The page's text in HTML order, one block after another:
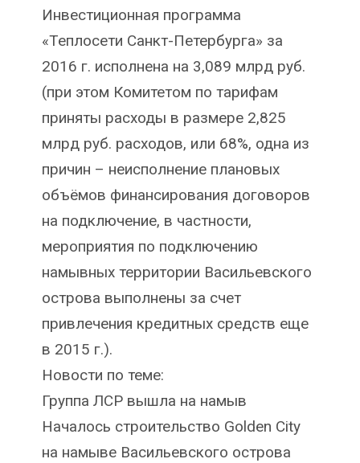
Инвестиционная программа
«Теплосети Санкт-Петербурга» за
2016 г. исполнена на 3,089 млрд руб.
(при этом Комитетом по тарифам
приняты расходы в размере 2,825
млрд руб. расходов, или 68%, одна из
причин – неисполнение плановых
объёмов финансирования договоров
на подключение, в частности,
мероприятия по подключению
намывных территории Васильевского
острова выполнены за счет
привлечения кредитных средств еще
в 2015 г.).
Новости по теме:
Группа ЛСР вышла на намыв
Началось строительство Golden City
на намыве Васильевского острова